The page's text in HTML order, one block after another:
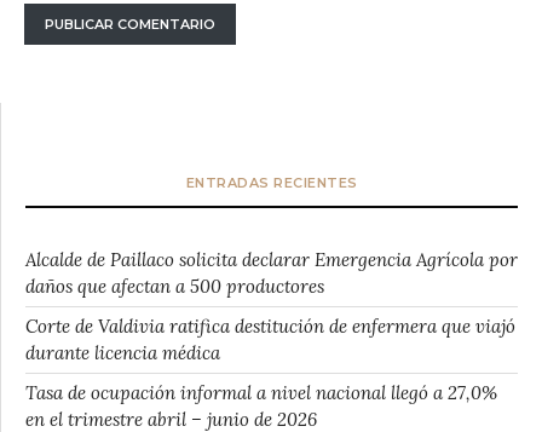
ENTRADAS RECIENTES
Alcalde de Paillaco solicita declarar Emergencia Agrícola por
daños que afectan a 500 productores
Corte de Valdivia ratifica destitución de enfermera que viajó
durante licencia médica
Tasa de ocupación informal a nivel nacional llegó a 27,0%
en el trimestre abril – junio de 2026